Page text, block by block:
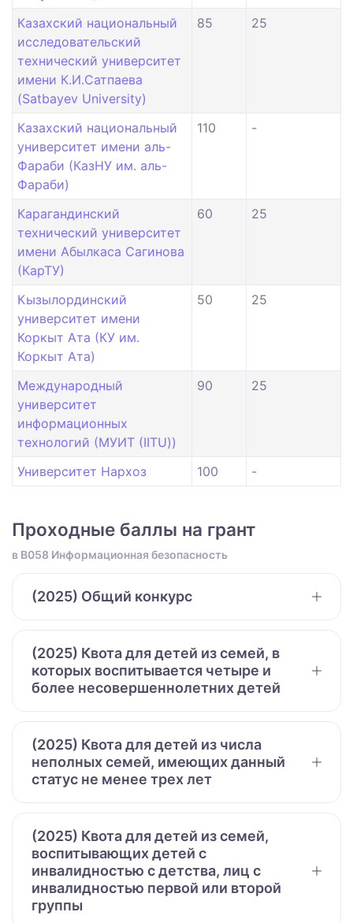
Казахский национальный
исследовательский
технический университет
имени К.И.Сатпаева
(Satbayev University)
85 25
Казахский национальный
университет имени аль-
Фараби (КазНУ им. аль-
Фараби)
110 -
Карагандинский
технический университет
имени Абылкаса Сагинова
(КарТУ)
60 25
Кызылординский
университет имени
Коркыт Ата (КУ им.
Коркыт Ата)
50 25
Международный
университет
информационных
технологий (МУИТ (IITU))
90 25
Университет Нархоз 100 -
Проходные баллы на грант
в B058 Информационная безопасность
(2025) Общий конкурс
(2025) Квота для детей из семей, в
которых воспитывается четыре и
более несовершеннолетних детей
(2025) Квота для детей из числа
неполных семей, имеющих данный
статус не менее трех лет
(2025) Квота для детей из семей,
воспитывающих детей с
инвалидностью с детства, лиц с
инвалидностью первой или второй
группы